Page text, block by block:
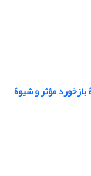
بازخورد مؤثر و شیوۀ